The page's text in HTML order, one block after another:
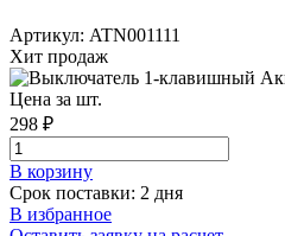
Артикул: ATN001111
Хит продаж
Цена за шт.
298 ₽
В корзинy
Срок поставки: 2 дня
В избранное